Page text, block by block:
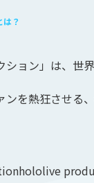
は？
ション」は、 世
を熱狂させる、
hololive